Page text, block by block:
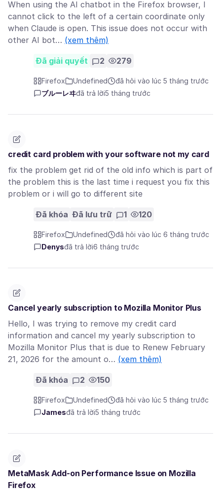
When using the AI chatbot in the Firefox browser, I
cannot click to the left of a certain coordinate only
when Claude is open. This issue does not occur with
other AI bot… (xem thêm)
Đã giải quyết 2 279
Firefox Undefined
đã hỏi vào lúc 5 tháng trước
ブルーレヰđã trả lời5 tháng trước
credit card problem with your software not my card
fix the problem get rid of the old info which is part of
the problem this is the last time i request you fix this
problem or i will go to different site
Đã khóa Đã lưu trữ 1 120
Firefox Undefined
đã hỏi vào lúc 6 tháng trước
Denysđã trả lời6 tháng trước
Cancel yearly subscription to Mozilla Monitor Plus
Hello, I was trying to remove my credit card
information and cancel my yearly subscription to
Mozilla Monitor Plus that is due to Renew February
21, 2026 for the amount o… (xem thêm)
Đã khóa 2 150
Firefox Undefined
đã hỏi vào lúc 5 tháng trước
Jamesđã trả lời5 tháng trước
MetaMask Add-on Performance Issue on Mozilla
Firefox